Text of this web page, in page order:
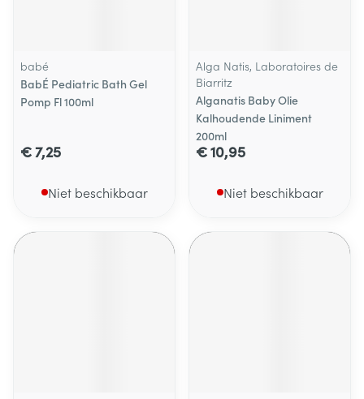
babé
BabÉ Pediatric Bath Gel
Pomp Fl 100ml
€ 7,25
Niet beschikbaar
Alga Natis, Laboratoires de
Biarritz
Alganatis Baby Olie
Kalhoudende Liniment
200ml
€ 10,95
Niet beschikbaar